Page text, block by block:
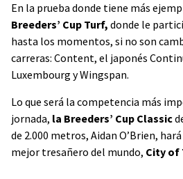
En la prueba donde tiene más
Breeders’ Cup Turf, donde le
hasta los momentos, si no son
carreras: Content, el japonés
Luxembourg y Wingspan.
Lo que será la competencia más
jornada, la Breeders’ Cup Classic
de 2.000 metros, Aidan O’Brien,
mejor tresañero del mundo, City of